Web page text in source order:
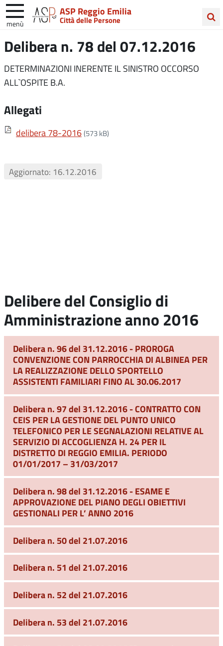
ASP Reggio Emilia
Città delle Persone
menù
nel
sito
Delibera n. 78 del 07.12.2016
DETERMINAZIONI INERENTE IL SINISTRO OCCORSO
ALL`OSPITE B.A.
Allegati
delibera 78-2016(573 kB)
Aggiornato: 16.12.2016
Delibere del Consiglio di
Amministrazione anno 2016
Delibera n. 96 del 31.12.2016 - PROROGA
CONVENZIONE CON PARROCCHIA DI ALBINEA PER
LA REALIZZAZIONE DELLO SPORTELLO
ASSISTENTI FAMILIARI FINO AL 30.06.2017
Delibera n. 97 del 31.12.2016 - CONTRATTO CON
CEIS PER LA GESTIONE DEL PUNTO UNICO
TELEFONICO PER LE SEGNALAZIONI RELATIVE AL
SERVIZIO DI ACCOGLIENZA H. 24 PER IL
DISTRETTO DI REGGIO EMILIA. PERIODO
01/01/2017 – 31/03/2017
Delibera n. 98 del 31.12.2016 - ESAME E
APPROVAZIONE DEL PIANO DEGLI OBIETTIVI
GESTIONALI PER L’ ANNO 2016
Delibera n. 50 del 21.07.2016
Delibera n. 51 del 21.07.2016
Delibera n. 52 del 21.07.2016
Delibera n. 53 del 21.07.2016